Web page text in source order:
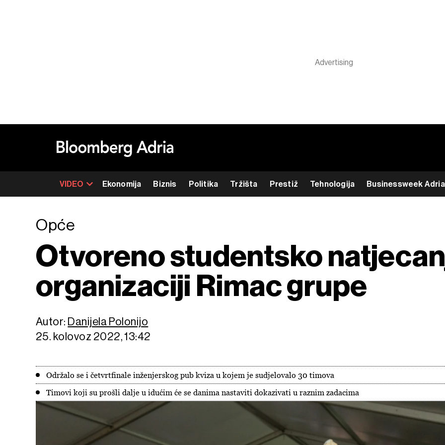
VIDEO Ekonomija Biznis Politika Tržišta Prestiž Tehnologija Businessweek Adria
Opće
Otvoreno studentsko
organizaciji Rimac grupe
Autor: Danijela Polonijo
25. kolovoz 2022, 13:42
Održalo se i četvrtfinale inženjerskog pub kviza u kojem je sudjelovalo 30 timova
Timovi koji su prošli dalje u idućim će se danima nastaviti dokazivati u raznim zadacima